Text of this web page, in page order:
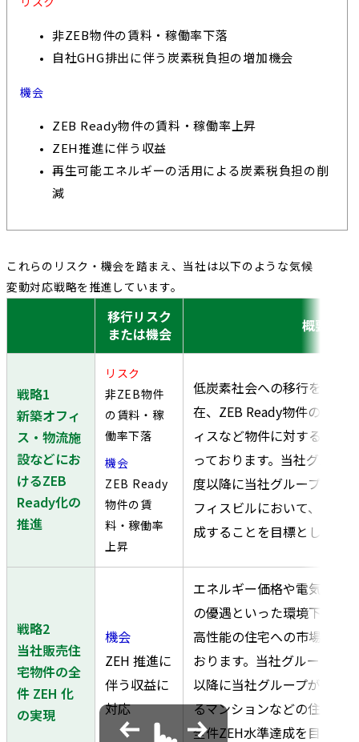
非ZEB物件の賃料・稼働率下落
自社GHG排出に伴う炭素税負担の増加機会
機会
ZEB Ready物件の賃料・稼働率上昇
ZEH推進に伴う収益
再生可能エネルギーの活用による炭素税負担の削
減
これらのリスク・機会を踏まえ、当社は以下のような気候
変動対応戦略を推進しています。
移行リスク
または機会
概要
戦略1
新築オフィ
ス・物流施
設などにお
けるZEB
Ready化の
推進
リスク
非ZEB物件
の賃料・稼
働率下落
機会
ZEB Ready
物件の賃
料・稼働率
上昇
低炭素社会への移行を各企
在、ZEB Ready物件のよう
ィスなど物件に対する市場
っております。当社グルー
度以降に当社グループが主
フィスビルにおいて、全件
成することを目標としてい
戦略2
当社販売住
宅物件の全
件 ZEH 化
の実現
機会
ZEH 推進に
伴う収益に
対応
エネルギー価格や電気料金
の優遇といった環境下、
高性能の住宅への市場のニ
おります。当社グループで
以降に当社グループが設計
るマンションなどの住宅物
全件ZEH水準達成を目標と